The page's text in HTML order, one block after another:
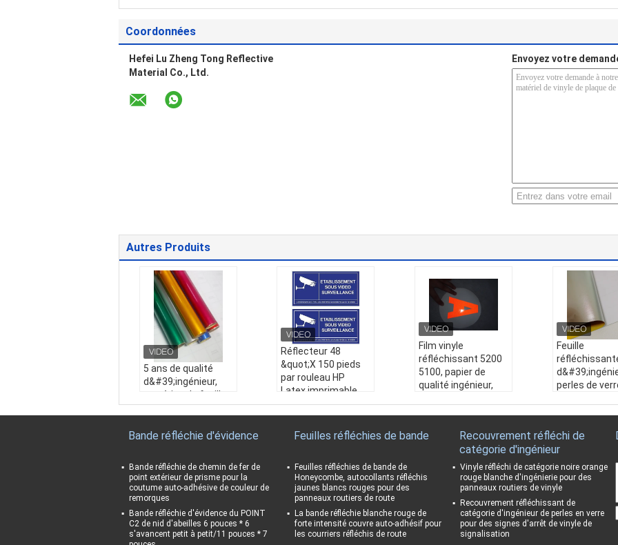
Coordonnées
Hefei Lu Zheng Tong Reflective
Material Co., Ltd.
Envoyez votre
Autres Produits
5 ans de qualité
d&#39;ingénieur,
matériau de feuille
réfléchissante de
verre en vinyle,
réfléchissant pour
la signalisation
routière
Nom du produit:5 a
ns de qualité d'ingé
nieur, matériau de f
Réflecteur 48
&quot;X 150 pieds
par rouleau HP
Latex imprimable
argent ingénierie
réfléchissant perles
de verre en vinyle
feuille
Nom du produit:Ré
flecteur 48 "X 150 pi
eds par rouleau HP L
atex imprimable arg
ent ingénierie réfléc
hissant perl
Film vinyle
réfléchissant 5200
5100, papier de
qualité ingénieur,
auto-adhésives
pour panneaux de
signalisation
routière
Nom du produit:Fil
m vinyle réfléchissa
nt 5200 5100, papier
de qualité ingénieur,
perles de verre, roul
Feuille
perles de
vinyle
réfléchissant
panneau
Nom du
uille
d'ingénieur de
s de verre de
impression de
Bande réfléchie d'évidence
Bande réfléchie de chemin de fer de
point extérieur de prisme pour la
coutume auto-adhésive de couleur de
remorques
Bande réfléchie d'évidence du POINT
C2 de nid d'abeilles 6 pouces * 6
s'avancent petit à petit/11 pouces * 7
Feuilles réfléchies de bande
Feuilles réfléchies de bande de
Honeycombe, autocollants réfléchis
jaunes blancs rouges pour des
panneaux routiers de route
La bande réfléchie blanche rouge de
forte intensité couvre auto-adhésif pour
les courriers réfléchis de route
Recouvrement réfléchi de
catégorie d'ingénieur
Vinyle réfléchi de catégorie noire orange
rouge blanche d'ingénierie pour des
panneaux routiers de vinyle
Recouvrement réfléchissant de
catégorie d'ingénieur de perles en verre
pour des signes d'arrêt de vinyle de
signalisation